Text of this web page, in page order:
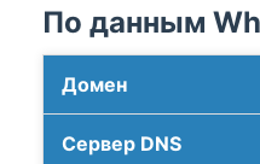
По данным
Домен
Сервер DNS